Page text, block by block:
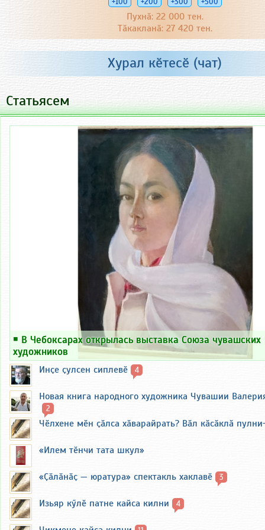
Пухнӑ: 22 000 тен.
Тӑкакланӑ: 27 420 тен.
Хурал кӗтесӗ (чат)
Статьясем
￭ В Чебоксарах открылась выставка Союза чувашских
художников
Инҫе ҫулсен сиплевӗ 4
Новая книга народного художника Чувашии
2
Чӗлхене мӗн ҫӑлса хӑварайрать? Вӑл кӑсӑклӑ
«Илем тӗнчи тата шкул»
«Ҫӑлӑнӑҫ — юратура» спектакль хаклавӗ 3
Изьяр кӳлӗ патне кайса килни 4